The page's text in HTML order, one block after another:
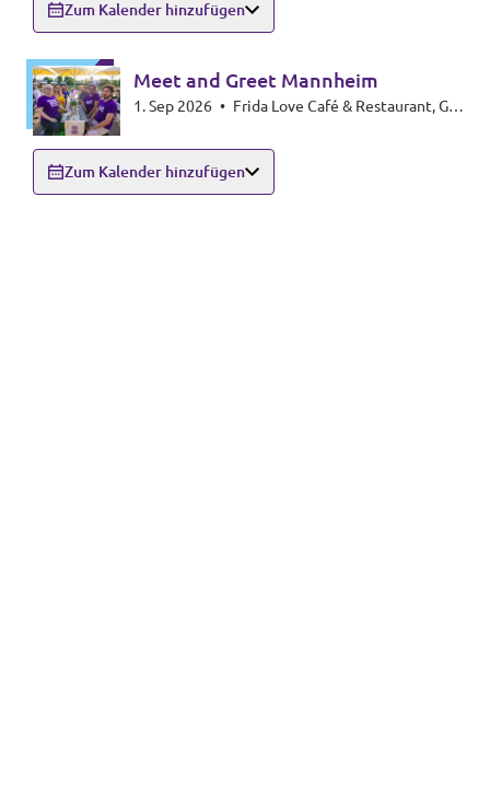
Zum Kalender hinzufügen
Meet and Greet Mannheim
1. Sep 2026 •
Zum Kalender hinzufügen